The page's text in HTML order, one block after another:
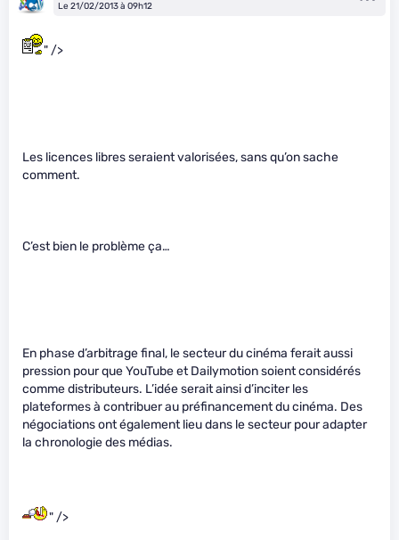
Le 21/02/2013 à 09h12
" />
Les licences libres seraient valorisées, sans qu’on sache
comment.
C’est bien le problème ça…
En phase d’arbitrage final, le secteur du cinéma ferait aussi
pression pour que YouTube et Dailymotion soient considérés
comme distributeurs. L’idée serait ainsi d’inciter les
plateformes à contribuer au préfinancement du cinéma. Des
négociations ont également lieu dans le secteur pour adapter
la chronologie des médias.
" />